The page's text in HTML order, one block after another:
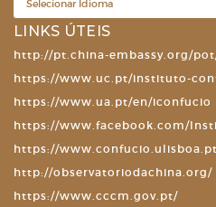
LINKS ÚTEIS
http://pt.china-embassy.org/
https://www.uc.pt/instituto-
https://www.ua.pt/en/iconfucio
https://www.facebook.com/
https://
http://observatoriodachina.org/
https://www.cccm.gov.pt/